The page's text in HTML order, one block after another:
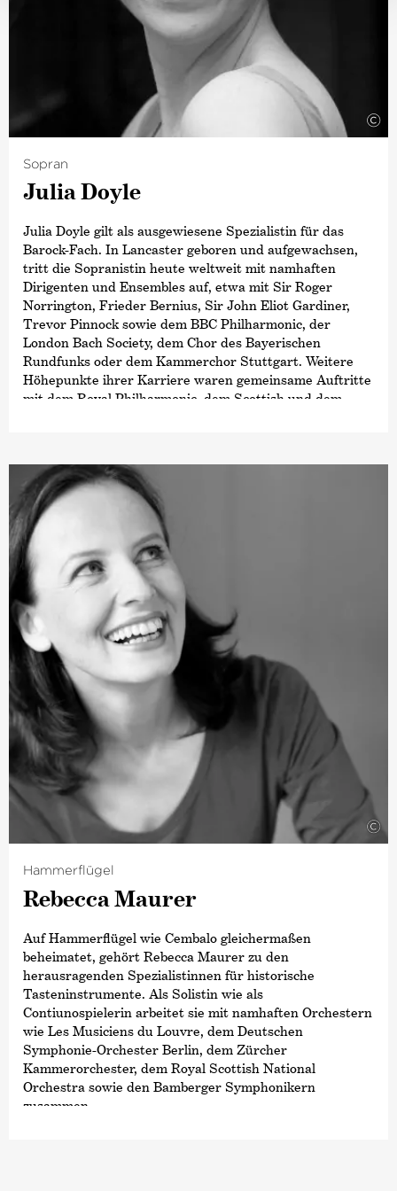
verbindet ihn eine langjährige und freundschaftliche
©
Sopran
Julia Doyle
Julia Doyle gilt als ausgewiesene Spezialistin für das
Barock-Fach. In Lancaster geboren und aufgewachsen,
tritt die Sopranistin heute weltweit mit namhaften
Dirigenten und Ensembles auf, etwa mit Sir Roger
Norrington, Frieder Bernius, Sir John Eliot Gardiner,
Trevor Pinnock sowie dem BBC Philharmonic, der
London Bach Society, dem Chor des Bayerischen
Rundfunks oder dem Kammerchor Stuttgart. Weitere
Höhepunkte ihrer Karriere waren gemeinsame Auftritte
mit dem Royal Philharmonic, dem Scottish und dem
Cadogan Hall sowie mit dem Britten Sinfonia und dem
Polyphony Chor im St John´s Smith Square. Zu beiden
Orchestern pflegt sie noch heute eine enge Beziehung.
In der vergangenen Saison trat Julia Doyle unter
anderem in Toronto mit Mozarts
sang Vivaldis›Juditha Triumphans‹
Concertgebouw und gastierte im Schloss von Versailles
sowie im Theater an der Wien. Mit dem Chor des
Bayerischen Rundfunks gab sie Händels
›Occasional Oratorio‹und mit dem Rias Kammerchor
den
›Messias‹
. Zudem war sie auf einer Europa-Tournee
mit dem Monteverdi Chor und Orchester. Erst kürzlich
veröffentlichte sie ihre erste Solo-CD mit Werken von
Purcell und gemeinsam mit dem Lautenisten Matthew
Wadsworth.
©
Hammerflügel
Rebecca Maurer
Auf Hammerflügel wie Cembalo gleichermaßen
beheimatet, gehört Rebecca Maurer zu den
herausragenden Spezialistinnen für historische
Tasteninstrumente. Als Solistin wie als
Contiunospielerin arbeitet sie mit namhaften Orchestern
wie Les Musiciens du Louvre, dem Deutschen
Symphonie-Orchester Berlin, dem Zürcher
Kammerorchester, dem Royal Scottish National
Orchestra sowie den Bamberger Symphonikern
zusammen.